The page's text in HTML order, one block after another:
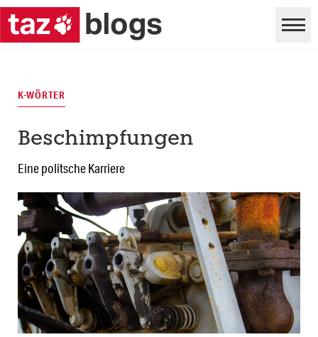
K-WÖRTER
Beschimpfungen
Eine politsche Karriere